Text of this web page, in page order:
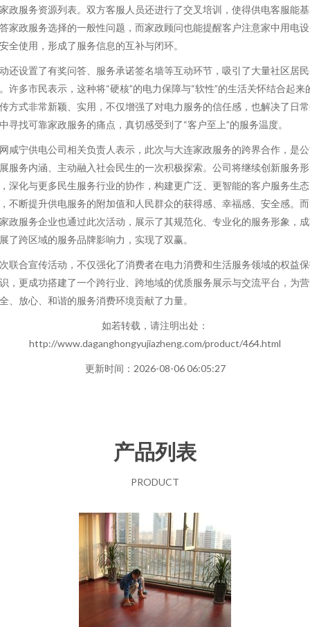
政服务资源列表。双方客服人员还进行了交叉培训，使得供电客服能
家政服务选择的一般性问题，而家政顾问也能提醒客户注意家中用电
全使用，形成了服务信息的互补与闭环。
还设置了有奖问答、服务承诺签名墙等互动环节，吸引了大量社区居
许多市民表示，这种将“硬核”的电力保障与“软性”的生活关怀结合起来
方式非常新颖、实用，不仅增强了对电力服务的信任感，也解决了日
寻找可靠家政服务的痛点，真切感受到了“客户至上”的服务温度。
咸宁供电公司相关负责人表示，此次与大连家政服务的跨界合作，是
服务内涵、主动融入社会民生的一次积极探索。公司将继续创新服务形
深化与更多民生服务行业的协作，构建更广泛、更智能的客户服务生态
不断提升供电服务的附加值和人民群众的获得感、幸福感、安全感。
政服务企业也通过此次活动，展示了其规范化、专业化的服务形象，
了跨区域的服务品牌影响力，实现了双赢。
联合宣传活动，不仅强化了消费者在电力消费和生活服务领域的权益
，更成功搭建了一个跨行业、跨地域的优质服务展示与交流平台，为
、放心、和谐的服务消费环境贡献了力量。
如若转载，请注明出处：
http://www.daganghongyujiazheng.com/product/464.html
更新时间：2026-08-06 06:05:27
产品列表
PRODUCT